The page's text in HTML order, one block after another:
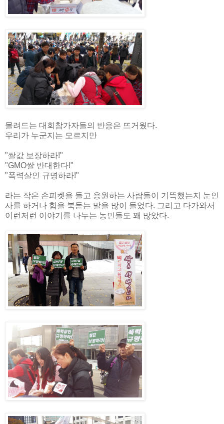
몰려드는 대회참가자들의 반응은 뜨거웠다.
우리가 누군지는 모르지만
"쌀값 보장하라!"
"GMO쌀 반대한다!"
"폭력살인 규명하라!"
라는 작은 손피켓을 들고 응원하는 사람들이 기뜩했는지 눈인
사를 하거나 힘을 북돋는 말을 많이 들었다. 그리고 다가와서
이런저런 이야기를 나누는 농민들도 꽤 많았다.